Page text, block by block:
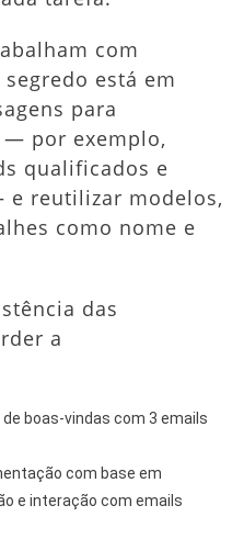
com
está em
para
— por exemplo,
qualificados e
reutilizar modelos,
como nome e
das
a
boas-vindas com 3 emails
com base em
e interação com emails